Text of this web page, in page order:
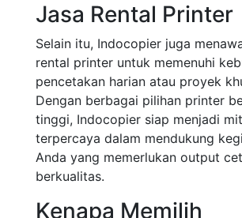
Jasa Rental Printer
Selain itu, Indocopier juga
rental printer untuk memenuhi
pencetakan harian atau proyek
Dengan berbagai pilihan printer
tinggi, Indocopier siap menjadi
terpercaya dalam mendukung
Anda yang memerlukan output
berkualitas.
Kenapa Memilih